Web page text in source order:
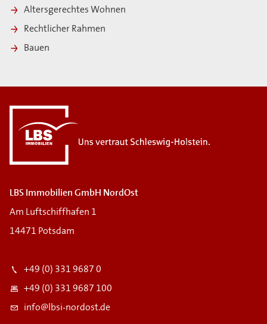
Altersgerechtes Wohnen
Rechtlicher Rahmen
Bauen
LBS Immobilien GmbH NordOst
Am Luftschiffhafen 1
14471 Potsdam
+49 (0) 331 9687 0
+49 (0) 331 9687 100
info@lbsi-nordost.de